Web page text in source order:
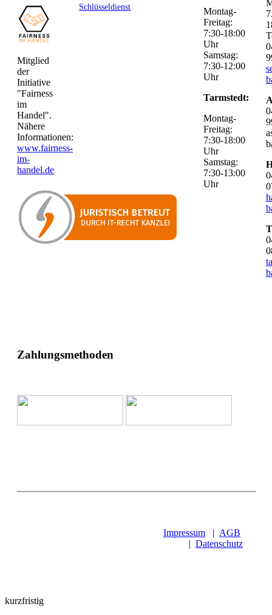
Mitglied
der
Initiative
"Fairness
im
Handel".
Nähere
Informationen:
www.fairness-
im-
handel.de
Schlüsseldienst
Montag-
Freitag:
7:30-18:00
Uhr
Samstag:
7:30-12:00
Uhr
Tarmstedt:
Montag-
Freitag:
7:30-18:00
Uhr
Samstag:
7:30-13:00
Uhr
Zahlungsmethoden
Impressum | AGB
| Datenschutz
kurzfristig